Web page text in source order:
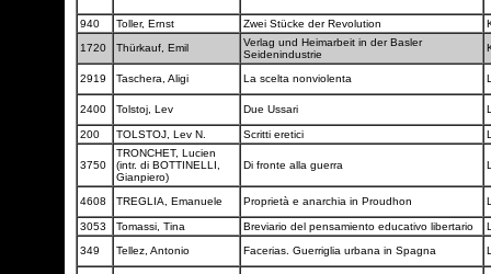
940 Toller, Ernst Zwei Stücke der Revolution
1720
Thürkauf, Emil
Verlag und Heimarbeit in der Basler
Seidenindustrie
2919 Taschera, Aligi La scelta nonviolenta
2400 Tolstoj, Lev Due Ussari
200 TOLSTOJ, Lev N. Scritti eretici
3750
TRONCHET, Lucien
(intr. di BOTTINELLI,
Gianpiero)
Di fronte alla guerra
4608 TREGLIA, Emanuele Proprietà e anarchia in Proudhon
3053 Tomassi, Tina Breviario del pensamiento educativo libertario
349
Tellez, Antonio Facerias. Guerriglia urbana in Spagna